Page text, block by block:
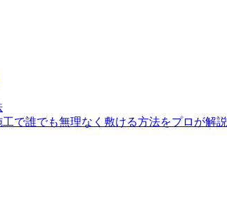
工で誰でも無理なく敷ける方法をプロが解説